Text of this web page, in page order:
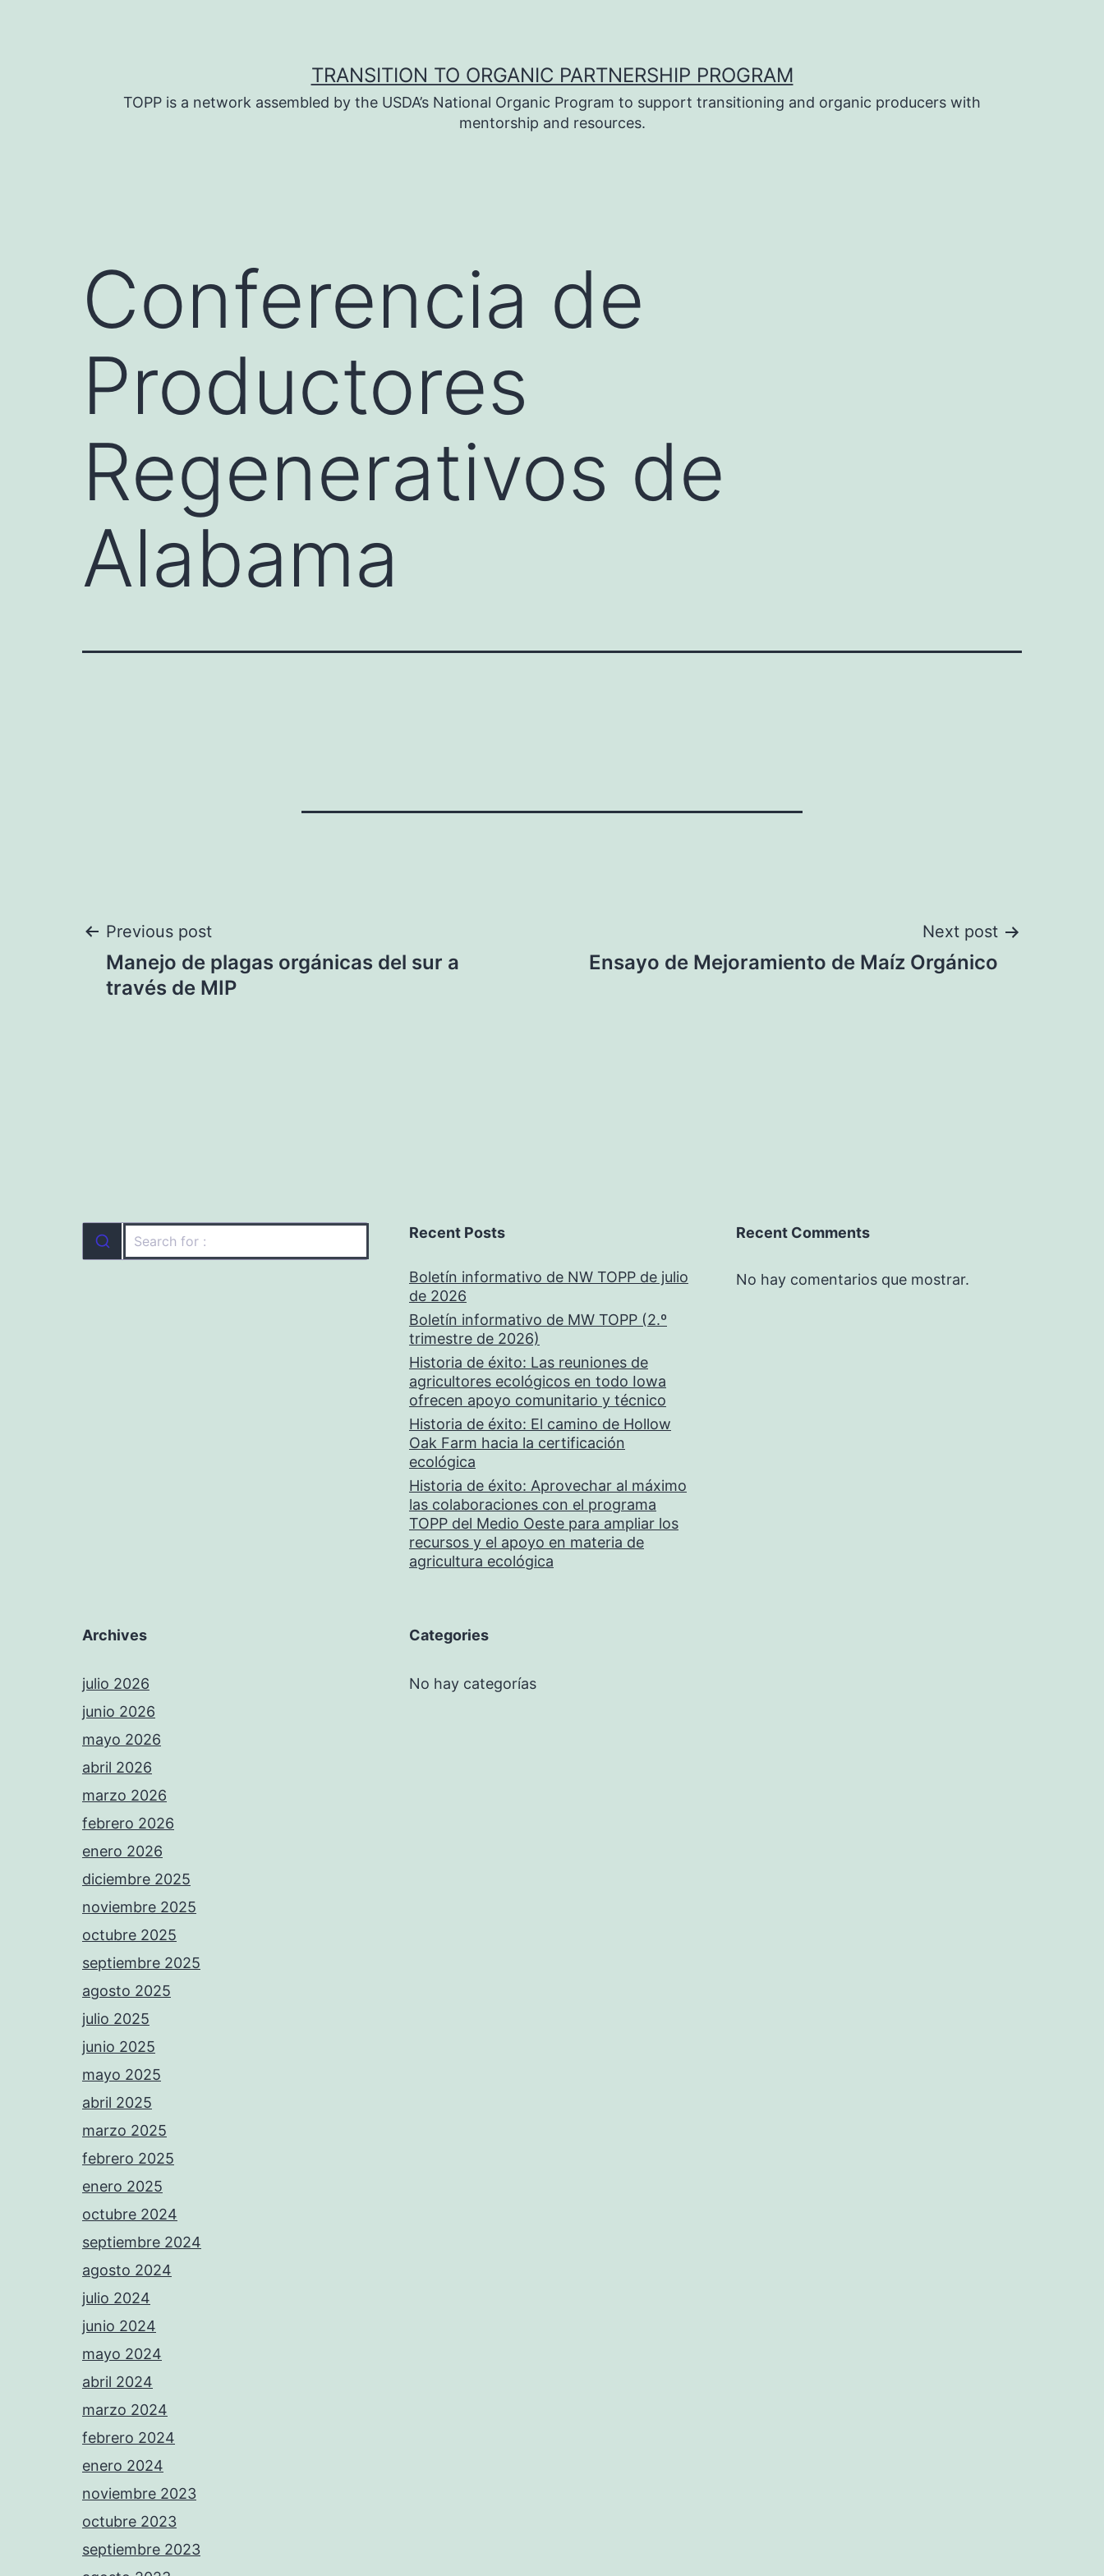
TRANSITION TO ORGANIC PARTNERSHIP PROGRAM
TOPP is a network assembled by the USDA’s National Organic Program to support transitioning and organic producers with
mentorship and resources.
Conferencia de
Productores
Regenerativos de
Alabama
Navegación
de
Previous post
Manejo de plagas orgánicas del sur a
través de MIP
Next post
Ensayo de Mejoramiento de Maíz Orgánico
Recent Posts
Boletín informativo de NW TOPP de julio
de 2026
Boletín informativo de MW TOPP (2.º
trimestre de 2026)
Historia de éxito: Las reuniones de
agricultores ecológicos en todo Iowa
ofrecen apoyo comunitario y técnico
Historia de éxito: El camino de Hollow
Oak Farm hacia la certificación
ecológica
Historia de éxito: Aprovechar al máximo
las colaboraciones con el programa
TOPP del Medio Oeste para ampliar los
recursos y el apoyo en materia de
agricultura ecológica
Recent Comments
No hay comentarios que mostrar.
Archives
julio 2026
junio 2026
mayo 2026
abril 2026
marzo 2026
febrero 2026
enero 2026
diciembre 2025
noviembre 2025
octubre 2025
septiembre 2025
agosto 2025
julio 2025
junio 2025
mayo 2025
abril 2025
marzo 2025
febrero 2025
enero 2025
octubre 2024
septiembre 2024
agosto 2024
julio 2024
junio 2024
mayo 2024
abril 2024
marzo 2024
febrero 2024
enero 2024
noviembre 2023
octubre 2023
septiembre 2023
Categories
No hay categorías